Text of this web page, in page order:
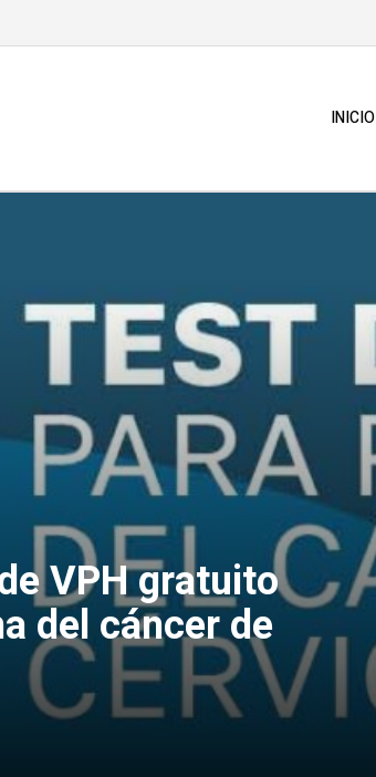
INICIO
VPH gratuito
del cáncer de